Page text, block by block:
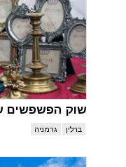
שוק הפשפשים
ברלין גרמניה